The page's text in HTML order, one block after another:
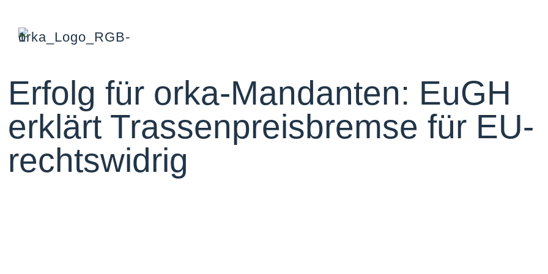
Erfolg für orka-Mandanten: EuGH
erklärt Trassenpreisbremse für EU-
rechtswidrig